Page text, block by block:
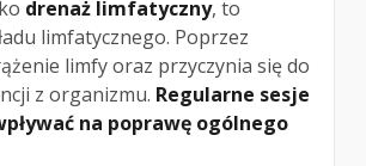
drenaż limfatyczny, to
limfatycznego. Poprzez
limfy oraz przyczynia się do
z organizmu. Regularne sesje
na poprawę ogólnego